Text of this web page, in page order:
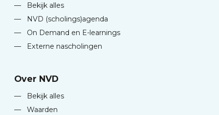
—
Bekijk alles
—
NVD (scholings)agenda
—
On Demand en E-learnings
—
Externe nascholingen
Over NVD
—
Bekijk alles
—
Waarden